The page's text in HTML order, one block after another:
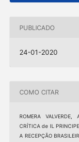
PUBLICADO
24-01-2020
COMO CITAR
ROMERA
CRÍTICA de IL
A RECEPÇÃO